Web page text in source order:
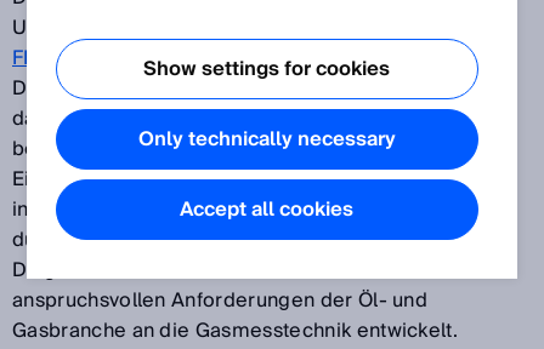
Ultraschall-Gaszähler und Gasdurchflussmessgeräte
FLOWSIC von SICKverknüpft intelligent und schnell
Diagnosedaten miteinander und stellt sie aufbereitet
dar – zur durchgängig einfachen Bedienung oder zur
bedarfsgerechten, übersichtlichen Prozesskontrolle.
Eine Software für alle FLOWSIC-Sensoren. Der
integrierte Lösungsassistent sorgt für schnelle Hilfe
durch eine automatische Auswertung von
Diagnosedaten. SICK hat diese Software für die
anspruchsvollen Anforderungen der Öl- und
Gasbranche an die Gasmesstechnik entwickelt.
Show settings for cookies
Only technically necessary
Accept all cookies